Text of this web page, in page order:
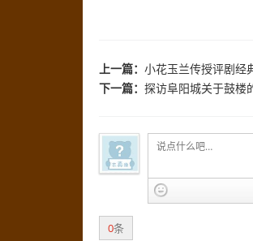
上一篇： 小花玉兰传授评剧经
下一篇： 探访阜阳城关于鼓楼
0条